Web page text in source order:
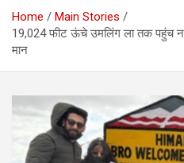
Home
Main Stories
19,024 फीट ऊंचे उमलिंग ला तक पहुंच
मान